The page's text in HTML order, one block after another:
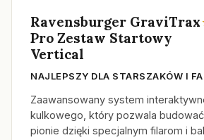
Ravensburger GraviTrax
Pro Zestaw Startowy
Vertical
NAJLEPSZY DLA STARSZAKÓW I
Zaawansowany system
kulkowego, który pozwala
pionie dzięki specjalnym filarom i